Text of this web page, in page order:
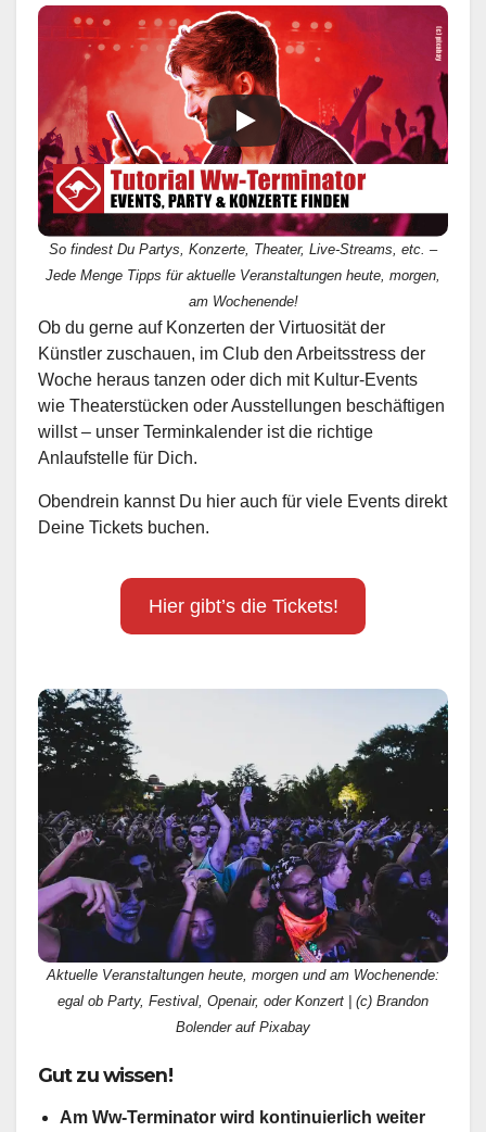
So findest Du Partys, Konzerte, Theater, Live-Streams, etc. –
Jede Menge Tipps für aktuelle Veranstaltungen heute, morgen,
am Wochenende!
Ob du gerne auf Konzerten der Virtuosität der
Künstler zuschauen, im Club den Arbeitsstress der
Woche heraus tanzen oder dich mit Kultur-Events
wie Theaterstücken oder Ausstellungen beschäftigen
willst – unser Terminkalender ist die richtige
Anlaufstelle für Dich.
Obendrein kannst Du hier auch für viele Events direkt
Deine Tickets buchen.
Hier gibt’s die Tickets!
Aktuelle Veranstaltungen heute, morgen und am Wochenende:
egal ob Party, Festival, Openair, oder Konzert | (c) Brandon
Bolender auf Pixabay
Gut zu wissen!
Am Ww-Terminator wird kontinuierlich weiter